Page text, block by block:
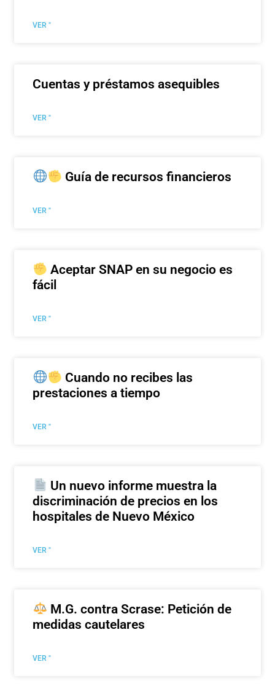
VER "
Cuentas y préstamos asequibles
VER "
Guía de recursos financieros
VER "
Aceptar SNAP en su negocio es
fácil
VER "
Cuando no recibes las
prestaciones a tiempo
VER "
Un nuevo informe muestra la
discriminación de precios en los
hospitales de Nuevo México
VER "
M.G. contra Scrase: Petición de
medidas cautelares
VER "